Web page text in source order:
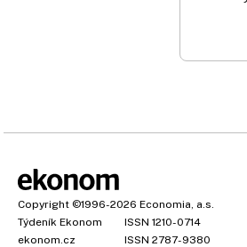
Copyright ©1996-2026 Economia, a.s.
Týdeník Ekonom
ISSN 1210-0714
ekonom.cz
ISSN 2787-9380